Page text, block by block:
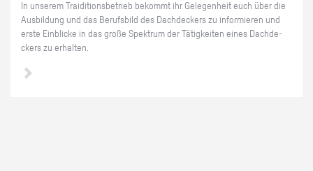
In un­se­rem Trai­di­ti­ons­be­trieb be­kommt ihr Ge­le­gen­heit euch über die
Aus­bil­dung und das Be­rufs­bild des Dach­de­ckers zu in­for­mie­ren und
erste Ein­bli­cke in das große Spek­trum der Tä­tig­kei­ten eines Dach­de­
ckers zu er­hal­ten.